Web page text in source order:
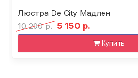
Люстра De City Мадлен
10 290 р. 5 150 р.
Купить